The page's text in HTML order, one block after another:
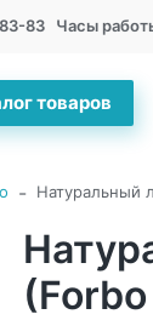
83 Часы
товаров
- Натуральный